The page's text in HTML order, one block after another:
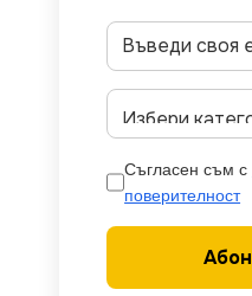
Съгласен съм с
поверителност